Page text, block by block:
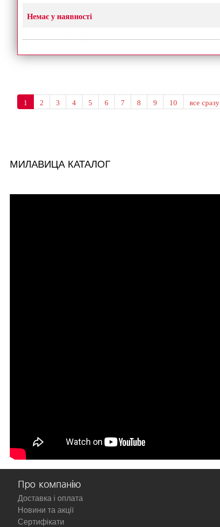
Немає у наявності
1 2 3 4 5 6 7 8 9 10 все сразу
МИЛАВИЦА КАТАЛОГ
Про компанію
Доставка і оплата
Новини та акції
Сертифікати